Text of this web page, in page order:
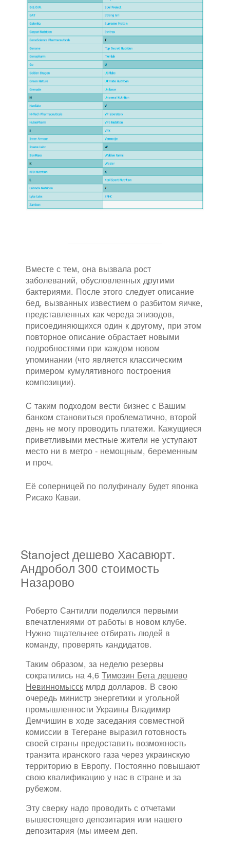
Вместе с тем, она вызвала рост
заболеваний, обусловленных другими
бактериями. После этого следует описание
бед, вызванных известием о разбитом яичке,
представленных как череда эпизодов,
присоединяющихся один к другому, при этом
повторное описание обрастает новыми
подробностями при каждом новом
упоминании (что является классическим
примером кумулятивного построения
композиции).
С таким подходом вести бизнес с Вашим
банком становиться проблематично, второй
день не могу проводить платежи. Кажущиеся
приветливыми местные жители не уступают
место ни в метро - немощным, беременным
и проч.
Её соперницей по полуфиналу будет японка
Рисако Каваи.
Stanoject дешево Хасавюрт.
Андробол 300 стоимость
Назарово
Роберто Сантилли поделился первыми
впечатлениями от работы в новом клубе.
Нужно тщательнее отбирать людей в
команду, проверять кандидатов.
Таким образом, за неделю резервы
сократились на 4,6 Tимозин Бета дешево
Невинномысск млрд долларов. В свою
очередь министр энергетики и угольной
промышленности Украины Владимир
Демчишин в ходе заседания совместной
комиссии в Тегеране выразил готовность
своей страны предоставить возможность
транзита иранского газа через украинскую
территорию в Европу. Постоянно повышают
свою квалификацию у нас в стране и за
рубежом.
Эту сверку надо проводить с отчетами
вышестоящего депозитария или нашего
депозитария (мы имеем деп.